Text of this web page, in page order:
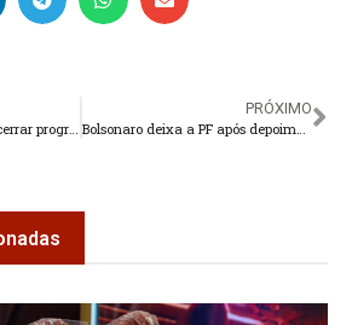
PRÓXIMO